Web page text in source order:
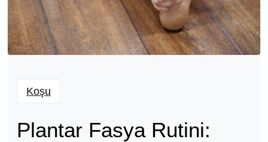
Koşu
Plantar Fasya Rutini: